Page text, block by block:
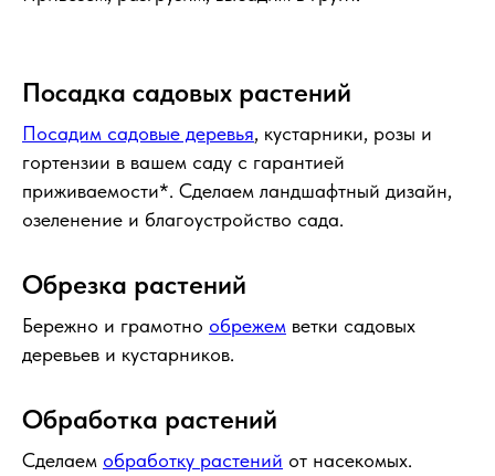
Посадка садовых растений
Посадим садовые деревья, кустарники, розы и
гортензии в вашем саду с гарантией
приживаемости*. Сделаем ландшафтный дизайн,
озеленение и благоустройство сада.
Обрезка растений
Бережно и грамотно обрежем ветки садовых
деревьев и кустарников.
Обработка растений
Сделаем обработку растений от насекомых.